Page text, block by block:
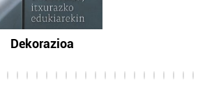
Dekorazioa